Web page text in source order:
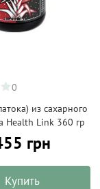
0
из сахарного
Health Link 360 гр
грн
Купить